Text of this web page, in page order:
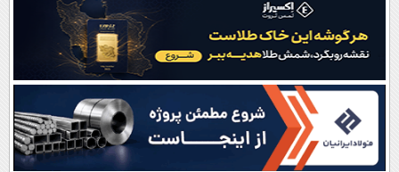
نظرسنجی
آب و هوا
اوقات شرعی
سواد زندگی